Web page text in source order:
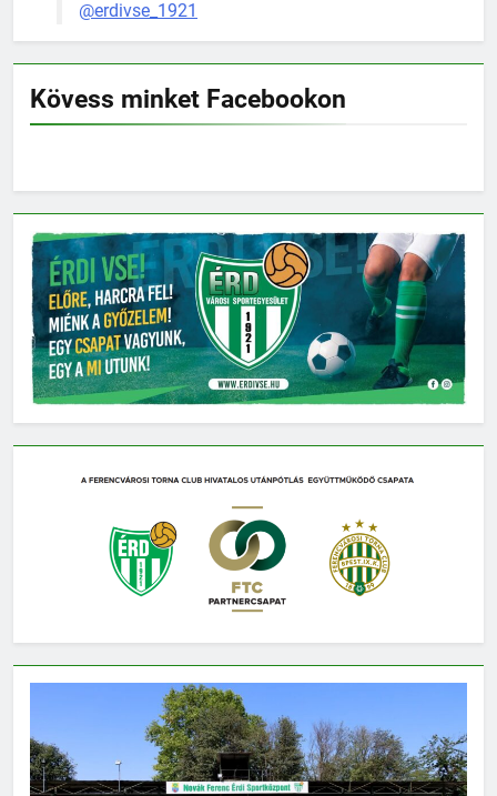
@erdivse_1921
Kövess minket Facebookon